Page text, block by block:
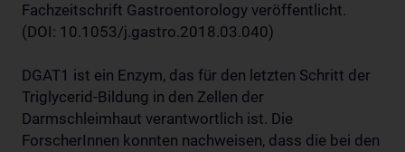
Fachzeitschrift Gastroentorology veröffentlicht.
(DOI: 10.1053/j.gastro.2018.03.040)
DGAT1 ist ein Enzym, das für den letzten Schritt der
Triglycerid-Bildung in den Zellen der
Darmschleimhaut verantwortlich ist. Die
ForscherInnen konnten nachweisen, dass die bei den